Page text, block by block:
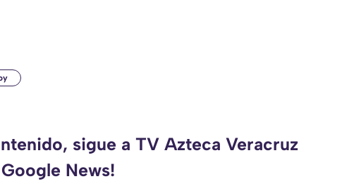
sigue a TV Azteca Veracruz
News!